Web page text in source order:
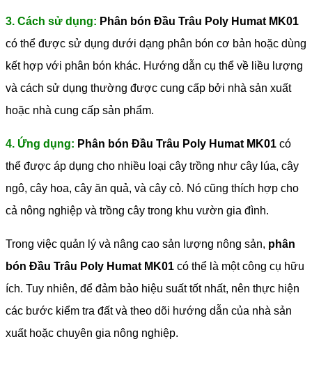
3. Cách sử dụng: Phân bón Đầu Trâu Poly Humat MK01
có thể được sử dụng dưới dạng phân bón cơ bản hoặc dùng
kết hợp với phân bón khác. Hướng dẫn cụ thể về liều lượng
và cách sử dụng thường được cung cấp bởi nhà sản xuất
hoặc nhà cung cấp sản phẩm.
4. Ứng dụng: Phân bón Đầu Trâu Poly Humat MK01 có
thể được áp dụng cho nhiều loại cây trồng như cây lúa, cây
ngô, cây hoa, cây ăn quả, và cây cỏ. Nó cũng thích hợp cho
cả nông nghiệp và trồng cây trong khu vườn gia đình.
Trong việc quản lý và nâng cao sản lượng nông sản, phân
bón Đầu Trâu Poly Humat MK01 có thể là một công cụ hữu
ích. Tuy nhiên, để đảm bảo hiệu suất tốt nhất, nên thực hiện
các bước kiểm tra đất và theo dõi hướng dẫn của nhà sản
xuất hoặc chuyên gia nông nghiệp.